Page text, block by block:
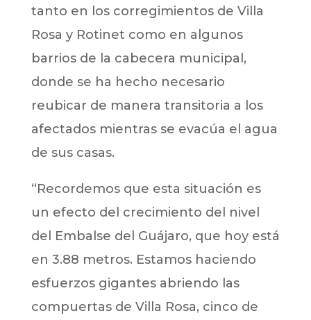
tanto en los corregimientos de Villa
Rosa y Rotinet como en algunos
barrios de la cabecera municipal,
donde se ha hecho necesario
reubicar de manera transitoria a los
afectados mientras se evacúa el agua
de sus casas.
“Recordemos que esta situación es
un efecto del crecimiento del nivel
del Embalse del Guájaro, que hoy está
en 3.88 metros. Estamos haciendo
esfuerzos gigantes abriendo las
compuertas de Villa Rosa, cinco de